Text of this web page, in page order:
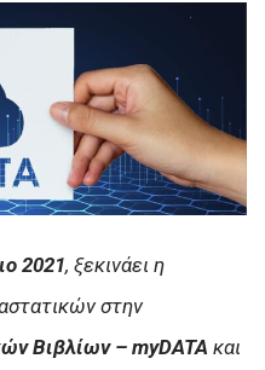
2021, ξεκινάει η
στην
Βιβλίων – myDATA και